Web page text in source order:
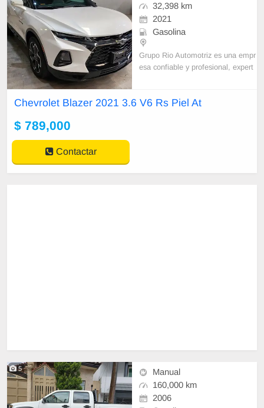
32,398 km
2021
Gasolina
Grupo Rio Automotriz es una empr
esa confiable y profesional, expert
iento accesibles
Chevrolet Blazer 2021 3.6 V6 Rs Piel At
$ 789,000
Contactar
5
Manual
160,000 km
2006